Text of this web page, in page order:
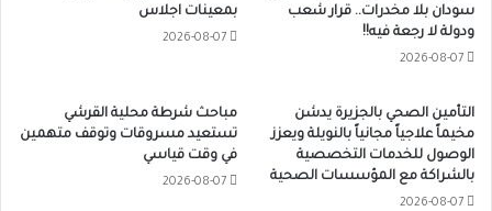
سودان بلا مخدرات.. قرار شعب
ودولة لا رجعة فيه!!
2026-08-07
بمعينات اجلاس
2026-08-07
التأمين الصحي بالجزيرة يدشن
مخيماً علاجياً مجانياً بالنويلة ويعزز
الوصول للخدمات التخصصية
بالشراكة مع المؤسسات الصحية
2026-08-07
مباحث شرطة محلية القرشي
تستعيد مسروقات وتوقف متهمين
في وقت قياسي
2026-08-07